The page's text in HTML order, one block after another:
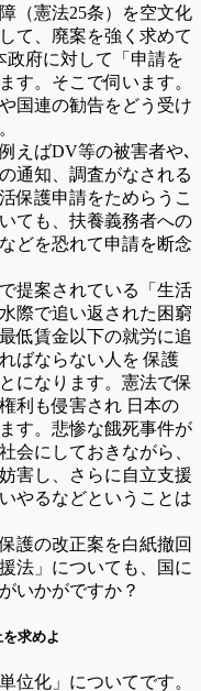
（憲法25条）を空文化
て、廃案を強く求めて
政府に対して「申請を
す。そこで伺います。
国連の勧告をどう受け
えばDV等の被害者や､
通知、調査がなされる
保護申請をためらうこ
ても、扶養義務者への
どを恐れて申請を断念
提案されている「生活
際で追い返された困窮
低賃金以下の就労に追
ばならない人を 保護
になります。憲法で保
利も侵害され 日本の
す。悲惨な餓死事件が
会にしておきながら、
害し、さらに自立支援
やるなどということは
護の改正案を白紙撤回
法」についても、国に
いかがですか？
求めよ
位化」についてです。